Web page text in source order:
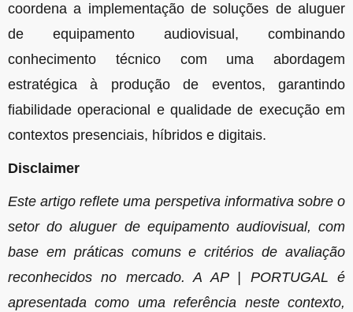
coordena a implementação de soluções de aluguer
de equipamento audiovisual, combinando
conhecimento técnico com uma abordagem
estratégica à produção de eventos, garantindo
fiabilidade operacional e qualidade de execução em
contextos presenciais, híbridos e digitais.
Disclaimer
Este artigo reflete uma perspetiva informativa sobre o
setor do aluguer de equipamento audiovisual, com
base em práticas comuns e critérios de avaliação
reconhecidos no mercado. A AP | PORTUGAL é
apresentada como uma referência neste contexto,